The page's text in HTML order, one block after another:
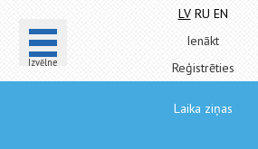
Izvēlne
LV RU EN
Ienākt
Reģistrēties
Laika ziņas